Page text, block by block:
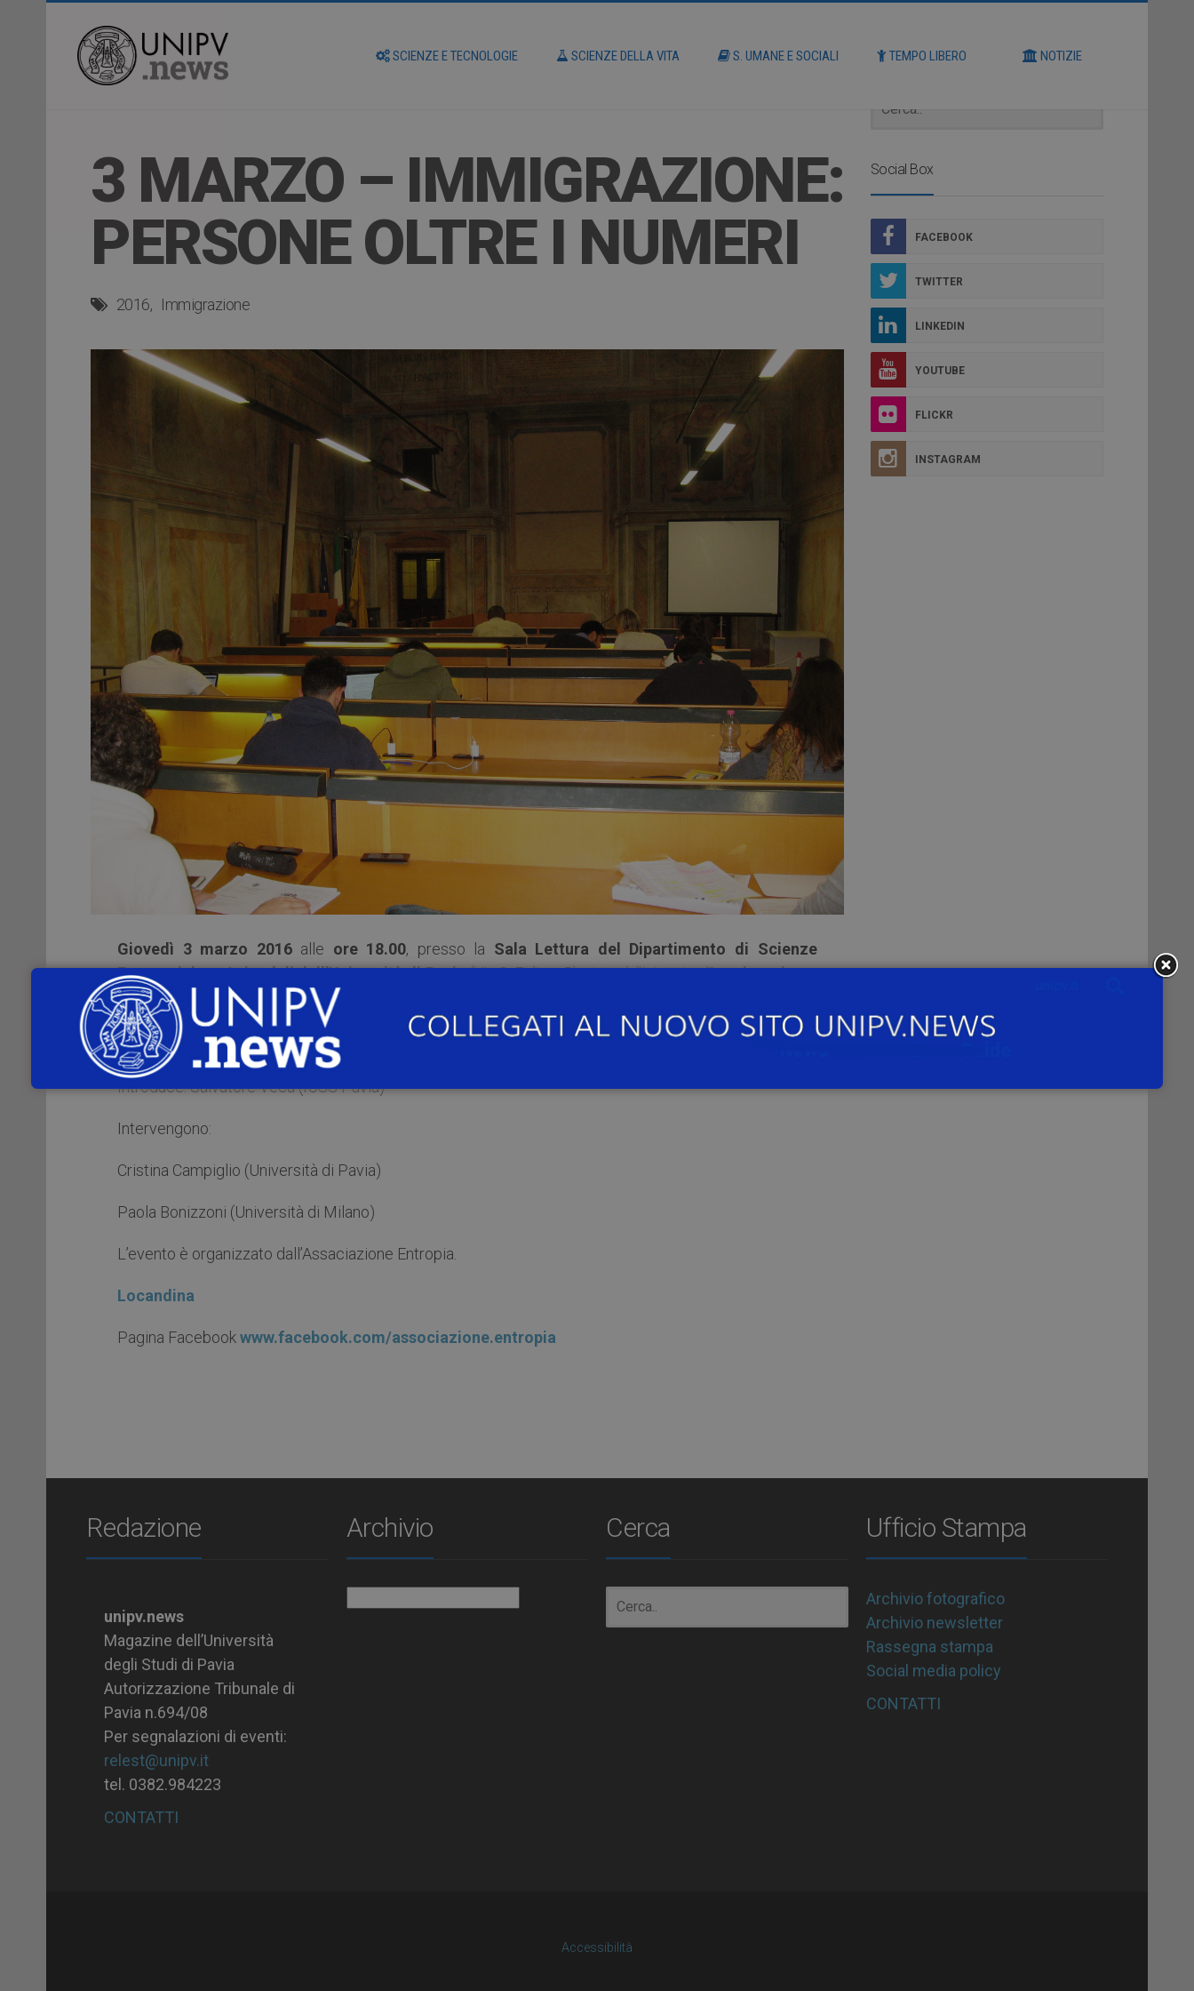
SCIENZE E TECNOLOGIE SCIENZE DELLA VITA S. UMANE E SOCIALI TEMPO LIBERO NOTIZIE
3 MARZO – IMMIGRAZIONE:
PERSONE OLTRE I NUMERI
2016 Immigrazione
Giovedì 3 marzo 2016alle ore 18.00, presso la Sala Lettura del Dipartimento di Scienze
Economiche e Aziendali dell’Università di Pavia(Via S. Felice, 5), si terrà l’iniziativa “Immigrazione:
persone oltre i numeri
”. L’iniziativa è realizzata grazie al contributo concesso dalla Commissione
Permanente Studenti dell’Università di Pavia nell’ambito del programma per la promozione delle
attività culturali e ricreative degli studenti.
Introduce: Salvatore Veca (IUSS Pavia)
Intervengono:
Cristina Campiglio (Università di Pavia)
Paola Bonizzoni (Università di Milano)
L’evento è organizzato dall’Assaciazione Entropia.
Locandina
Pagina Facebookwww.facebook.com/associazione.entropia
Social Box
FACEBOOK
TWITTER
LINKEDIN
YOUTUBE
FLICKR
INSTAGRAM
Redazione
unipv.news
Magazine dell’Università
degli Studi di Pavia
Autorizzazione Tribunale di
Pavia n.694/08
Per segnalazioni di eventi:
relest@unipv.it
tel. 0382.984223
CONTATTI
Archivio Cerca Ufficio Stampa
Archivio fotografico
Archivio newsletter
Rassegna stampa
Social media policy
CONTATTI
Accessibilità